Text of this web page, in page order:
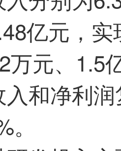
亿元，
万元、1.5
和净利